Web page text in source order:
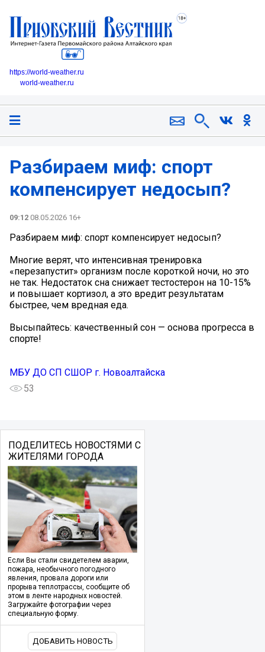
https://world-weather.ru
world-weather.ru
Разбираем миф: спорт
компенсирует недосып?
09:12 08.05.2026 16+
Разбираем миф: спорт компенсирует недосып?
Многие верят, что интенсивная тренировка
«перезапустит» организм после короткой ночи, но это
не так. Недостаток сна снижает тестостерон на 10-15%
и повышает кортизол, а это вредит результатам
быстрее, чем вредная еда.
Высыпайтесь: качественный сон — основа прогресса в
спорте!
МБУ ДО СП СШОР г. Новоалтайска
53
ПОДЕЛИТЕСЬ НОВОСТЯМИ С
ЖИТЕЛЯМИ ГОРОДА
Если Вы стали свидетелем аварии,
пожара, необычного погодного
явления, провала дороги или
прорыва теплотрассы, сообщите об
этом в ленте народных новостей.
Загружайте фотографии через
специальную форму.
ДОБАВИТЬ НОВОСТЬ